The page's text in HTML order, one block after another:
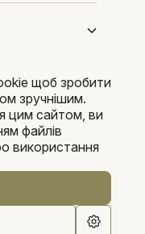
щоб зробити
зручнішим.
цим сайтом, ви
файлів
використання